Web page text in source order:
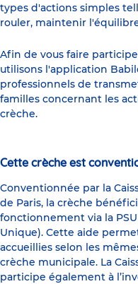
types d'actions simples
rouler, maintenir
Afin de vous faire
utilisons l'application
professionnels de
familles concernant les
crèche.
Cette crèche est
Conventionnée par la
de Paris, la crèche
fonctionnement via la
Unique). Cette aide
accueillies selon les
crèche municipale. La
participe également à